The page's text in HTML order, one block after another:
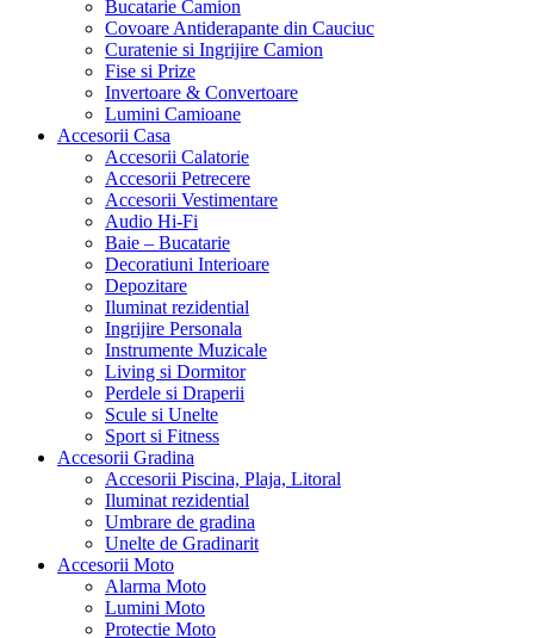
Bucatarie Camion
Covoare Antiderapante din Cauciuc
Curatenie si Ingrijire Camion
Fise si Prize
Invertoare & Convertoare
Lumini Camioane
Accesorii Casa
Accesorii Calatorie
Accesorii Petrecere
Accesorii Vestimentare
Audio Hi-Fi
Baie – Bucatarie
Decoratiuni Interioare
Depozitare
Iluminat rezidential
Ingrijire Personala
Instrumente Muzicale
Living si Dormitor
Perdele si Draperii
Scule si Unelte
Sport si Fitness
Accesorii Gradina
Accesorii Piscina, Plaja, Litoral
Iluminat rezidential
Umbrare de gradina
Unelte de Gradinarit
Accesorii Moto
Alarma Moto
Lumini Moto
Protectie Moto